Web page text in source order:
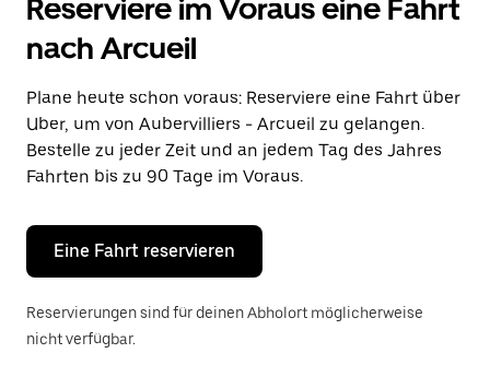
Kalender
interagieren
ein
Datum
auszuwählen.
Drücke
die
Escape-
um
den
Kalender
schließen.
Reserviere im Voraus eine Fahrt
nach Arcueil
Plane heute schon voraus: Reserviere eine Fahrt über
Uber, um von Aubervilliers - Arcueil zu gelangen.
Bestelle zu jeder Zeit und an jedem Tag des Jahres
Fahrten bis zu 90 Tage im Voraus.
Eine Fahrt reservieren
Reservierungen sind für deinen Abholort möglicherweise
nicht verfügbar.